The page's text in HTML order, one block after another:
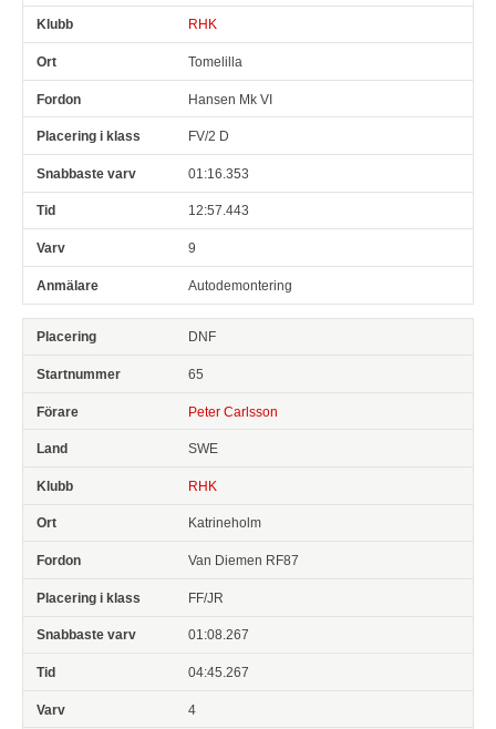
RHK
Tomelilla
Hansen Mk VI
FV/2 D
01:16.353
12:57.443
9
Autodemontering
DNF
65
Peter Carlsson
SWE
RHK
Katrineholm
Van Diemen RF87
FF/JR
01:08.267
04:45.267
4